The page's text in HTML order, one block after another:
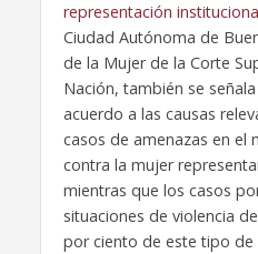
representación
Ciudad Autónoma de
de la Mujer de la Corte
Nación, también se
acuerdo a las causas
casos de amenazas en el
contra la mujer
mientras que los casos
situaciones de violencia
por ciento de este tipo de